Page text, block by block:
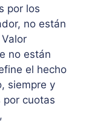
por los
no están
no están
el hecho
siempre y
por cuotas